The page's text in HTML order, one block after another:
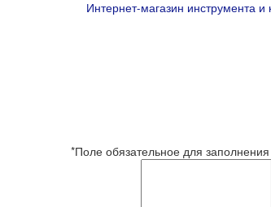
Интернет-магазин инструмента и
*Поле обязательное для заполнения